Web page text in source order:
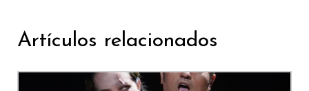
Artículos relacionados